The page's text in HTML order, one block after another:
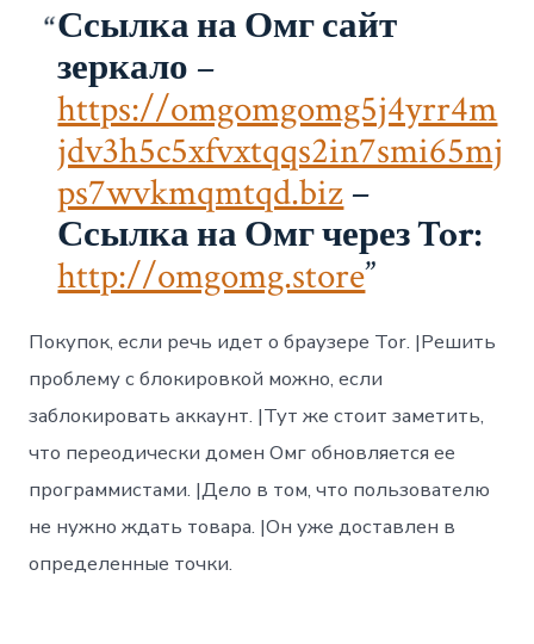
Ссылка на Омг сайт
зеркало –
https://omgomgomg5j4yrr4m
jdv3h5c5xfvxtqqs2in7smi65mj
ps7wvkmqmtqd.biz–
Ссылка на Омг через Tor:
http://omgomg.store
Покупок, если речь идет о браузере Tor. |Решить
проблему с блокировкой можно, если
заблокировать аккаунт. |Тут же стоит заметить,
что переодически домен Омг обновляется ее
программистами. |Дело в том, что пользователю
не нужно ждать товара. |Он уже доставлен в
определенные точки.